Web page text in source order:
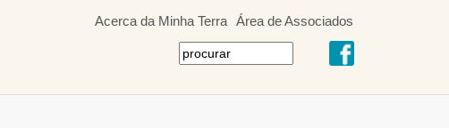
Acerca da Minha Terra Área de Associados